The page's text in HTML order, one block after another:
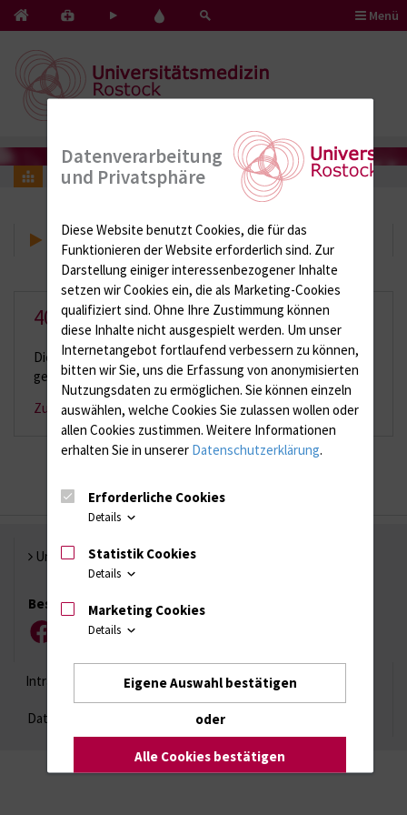
Kontakt
Notfälle
Pflege
Herz
Blut
Menü
404
404
404 – Seite nicht gefunden.
Die von Ihnen gewünschte Seite konnte leider nicht
gefunden werden.
Zurück zur Startseite
Universität Rostock
Besuchen Sie uns
FacebookInstagramYouTube
Intranet Login (für Studenten) Impressum
Datenschutzhinweise Barrierefreiheit
Datenverarbeitung
und Privatsphäre
Diese Website benutzt Cookies, die für das
Funktionieren der Website erforderlich sind. Zur
Darstellung einiger interessenbezogener Inhalte
setzen wir Cookies ein, die als Marketing-Cookies
qualifiziert sind. Ohne Ihre Zustimmung können
diese Inhalte nicht ausgespielt werden. Um unser
Internetangebot fortlaufend verbessern zu können,
bitten wir Sie, uns die Erfassung von anonymisierten
Nutzungsdaten zu ermöglichen. Sie können einzeln
auswählen, welche Cookies Sie zulassen wollen oder
allen Cookies zustimmen. Weitere Informationen
erhalten Sie in unserer Datenschutzerklärung.
Erforderliche Cookies
Details
Statistik Cookies
Details
Marketing Cookies
Details
Eigene Auswahl bestätigen
oder
Alle Cookies bestätigen